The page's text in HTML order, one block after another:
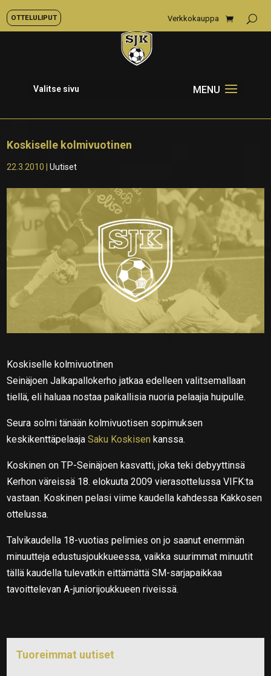
OTTELULIPUT Verkkokauppa
Valitse sivu
Koskiselle kolmivuotinen
22.3.2010 |Uutiset
Koskiselle kolmivuotinen
Seinäjoen Jalkapallokerho jatkaa edelleen valitsemallaan
tiellä, eli haluaa nostaa paikallisia nuoria pelaajia huipulle.
Seura solmi tänään kolmivuotisen sopimuksen
keskikenttäpelaajaSaku Koskisen kanssa.
Koskinen on TP-Seinäjoen kasvatti, joka teki debyyttinsä
Kerhon väreissä 18. elokuuta 2009 vierasottelussa VIFK:ta
vastaan. Koskinen pelasi viime kaudella kahdessa Kakkosen
ottelussa.
Talvikaudella 18-vuotias pelimies on jo saanut enemmän
minuutteja edustusjoukkueessa, vaikka suurimmat minuutit
tällä kaudella tulevatkin eittämättä SM-sarjapaikkaa
tavoittelevan A-juniorijoukkueen riveissä.
Tuoreimmat uutiset